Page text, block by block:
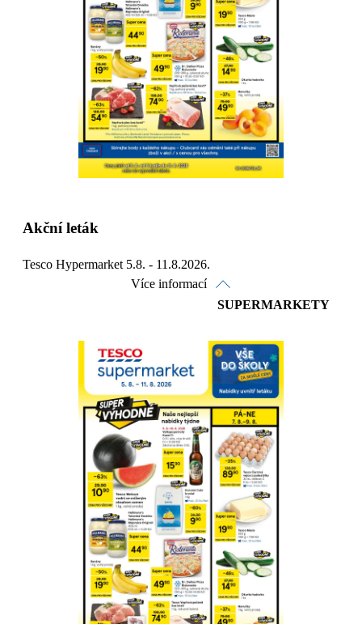
Akční leták
Tesco Hypermarket 5.8. - 11.8.2026.
Více informací
Prohlédnout on-line
Stáhnout
Detaily o platnosti
SUPERMARKETY